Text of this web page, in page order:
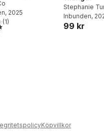
hundraser
, 2025
stjärnor. Totalt antal röster:
(1)
Stephanie
Inbunden,
99 kr
Köpvillkor